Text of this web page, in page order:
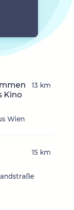
Kino
Wien
13 km
15 km